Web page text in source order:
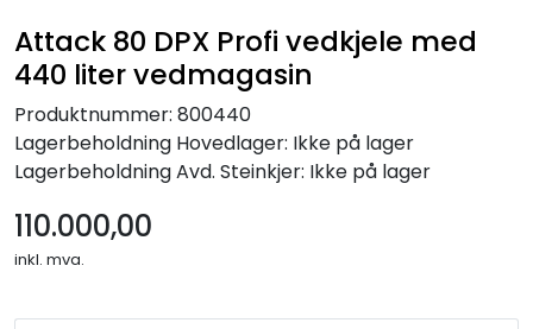
Attack 80 DPX Profi vedkjele med
440 liter vedmagasin
Produktnummer: 800440
Lagerbeholdning Hovedlager: Ikke på lager
LagerbeholdningAvd. Steinkjer: Ikke på lager
110.000,00
inkl. mva.